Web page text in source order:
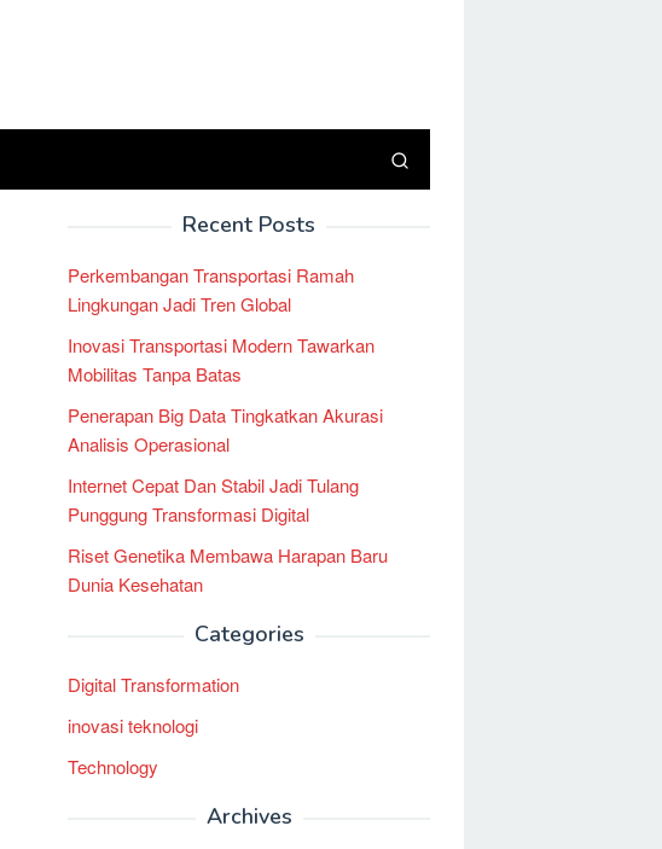
Recent Posts
Perkembangan Transportasi Ramah
Lingkungan Jadi Tren Global
Inovasi Transportasi Modern Tawarkan
Mobilitas Tanpa Batas
Penerapan Big Data Tingkatkan Akurasi
Analisis Operasional
Internet Cepat Dan Stabil Jadi Tulang
Punggung Transformasi Digital
Riset Genetika Membawa Harapan Baru
Dunia Kesehatan
Categories
Digital Transformation
inovasi teknologi
Technology
Archives